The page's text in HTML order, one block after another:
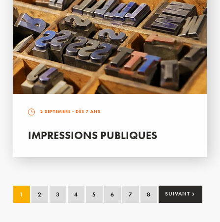
2 SEPTEMBRE - DÈS 7 ANS
IMPRESSIONS PUBLIQUES
1 2 3 4 5 6 7 8 SUIVANT ›